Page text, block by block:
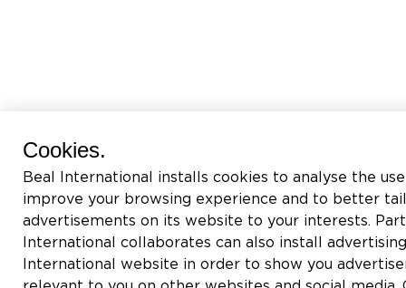
Cookies.
Beal International installs cookies to analyse the
improve your browsing experience and to better
advertisements on its website to your interests.
International collaborates can also install
International website in order to show you